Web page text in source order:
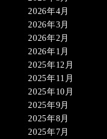
2026年4月
2026年3月
2026年2月
2026年1月
2025年12月
2025年11月
2025年10月
2025年9月
2025年8月
2025年7月